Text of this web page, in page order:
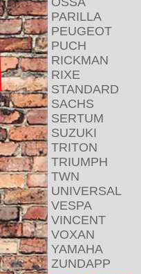
PARILLA
PEUGEOT
PUCH
RICKMAN
RIXE
STANDARD
SACHS
SERTUM
SUZUKI
TRITON
TRIUMPH
TWN
UNIVERSAL
VESPA
VINCENT
VOXAN
YAMAHA
ZUNDAPP